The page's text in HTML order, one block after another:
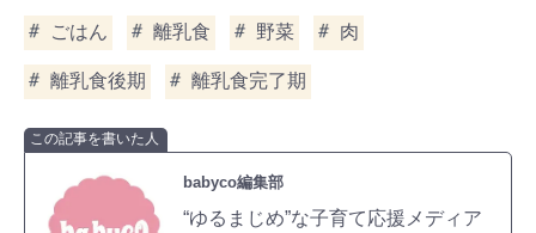
ごはん 離乳食 野菜 肉
離乳食後期 離乳食完了期
この記事を書いた人
babyco編集部
“ゆるまじめ”な子育て応援メディア